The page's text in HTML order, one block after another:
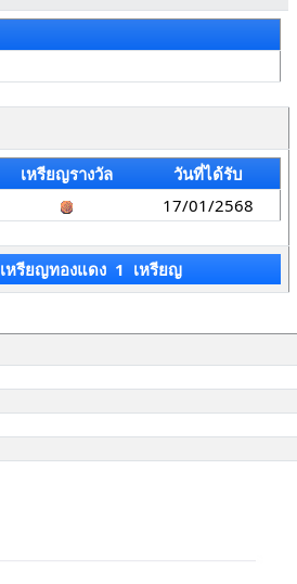
เหรียญรางวัล
วันที่ได้รับ
17/01/2568
เหรียญทองแดง 1 เหรียญ